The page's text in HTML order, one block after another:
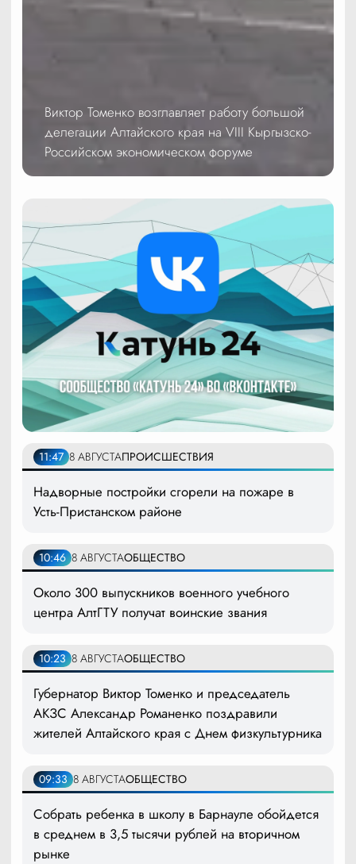
Виктор Томенко возглавляет работу большой
делегации Алтайского края на VIII Кыргызско-
Российском экономическом форуме
11:47 8 АВГУСТАПРОИСШЕСТВИЯ
Надворные постройки сгорели на пожаре в
Усть-Пристанском районе
10:46 8 АВГУСТАОБЩЕСТВО
Около 300 выпускников военного учебного
центра АлтГТУ получат воинские звания
10:23 8 АВГУСТАОБЩЕСТВО
Губернатор Виктор Томенко и председатель
АКЗС Александр Романенко поздравили
жителей Алтайского края с Днем физкультурника
09:33 8 АВГУСТАОБЩЕСТВО
Собрать ребенка в школу в Барнауле обойдется
в среднем в 3,5 тысячи рублей на вторичном
рынке